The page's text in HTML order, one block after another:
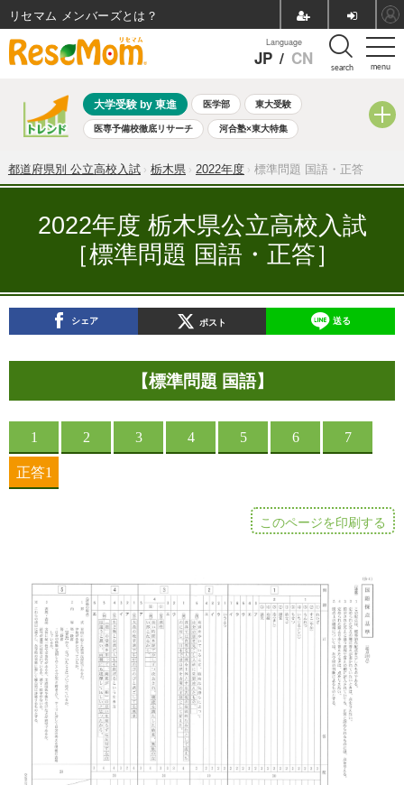
menu
Language
JP / CN search
大学受験 by 東進 医学部 東大受験
医専予備校徹底リサーチ 河合塾×東大特集
共通テスト 夏休み 8月開催学校説明会・相談会
自由研究教材（小学生向け） 自由研究教材（中学生向け）
都道府県別 公立高校入試 栃木県 2022年度 標準問題 国語・正答
2022年度 栃木県公立高校入試
［標準問題 国語・正答］
シェア ポスト 送る
【標準問題 国語】
このページを印刷する
リセマム メンバーズ